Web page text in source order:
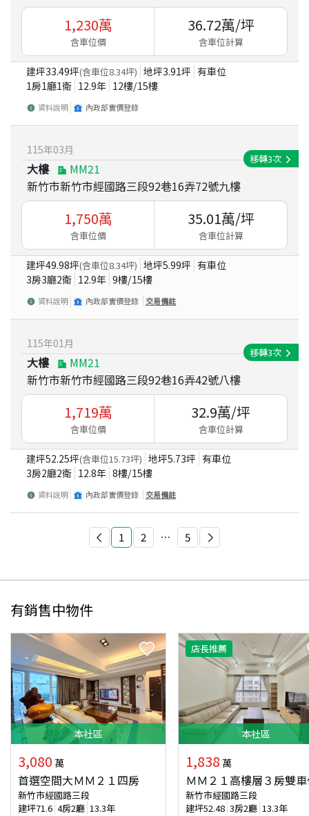
1,230萬
含車位價
36.72萬/坪
含車位計算
建坪33.49坪(含車位8.34坪) 地坪3.91坪 有車位
1房1廳1衛 12.9年 12樓/15樓
資料說明 內政部實價登錄
115年03月
大樓
MM21
新竹市新竹市經國路三段92巷16弄72號九樓
移轉3次
1,750萬
含車位價
35.01萬/坪
含車位計算
建坪49.98坪(含車位8.34坪) 地坪5.99坪 有車位
3房3廳2衛 12.9年 9樓/15樓
資料說明 內政部實價登錄 交易備註
115年01月
大樓
MM21
新竹市新竹市經國路三段92巷16弄42號八樓
移轉3次
1,719萬
含車位價
32.9萬/坪
含車位計算
建坪52.25坪(含車位15.73坪) 地坪5.73坪 有車位
3房2廳2衛 12.8年 8樓/15樓
資料說明 內政部實價登錄 交易備註
1 2 ⋯ 5
有銷售中物件
本社區
3,080 萬
首選空間大ＭＭ２１四房
新竹市經國路三段
建坪71.6 4房2廳 13.3年
店長推薦
本社區
1,838 萬
ＭＭ２１高樓層３房雙
新竹市經國路三段
建坪52.48 3房2廳 13.3年